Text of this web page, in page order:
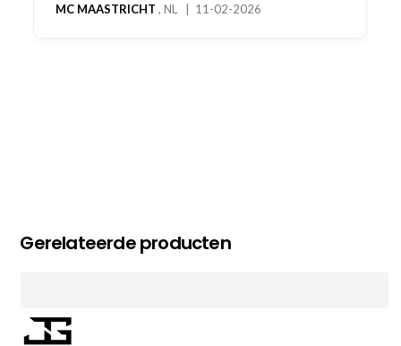
MC MAASTRICHT , NL | 11-02-2026
Gerelateerde producten